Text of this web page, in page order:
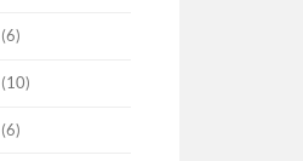
(6)
(10)
(6)